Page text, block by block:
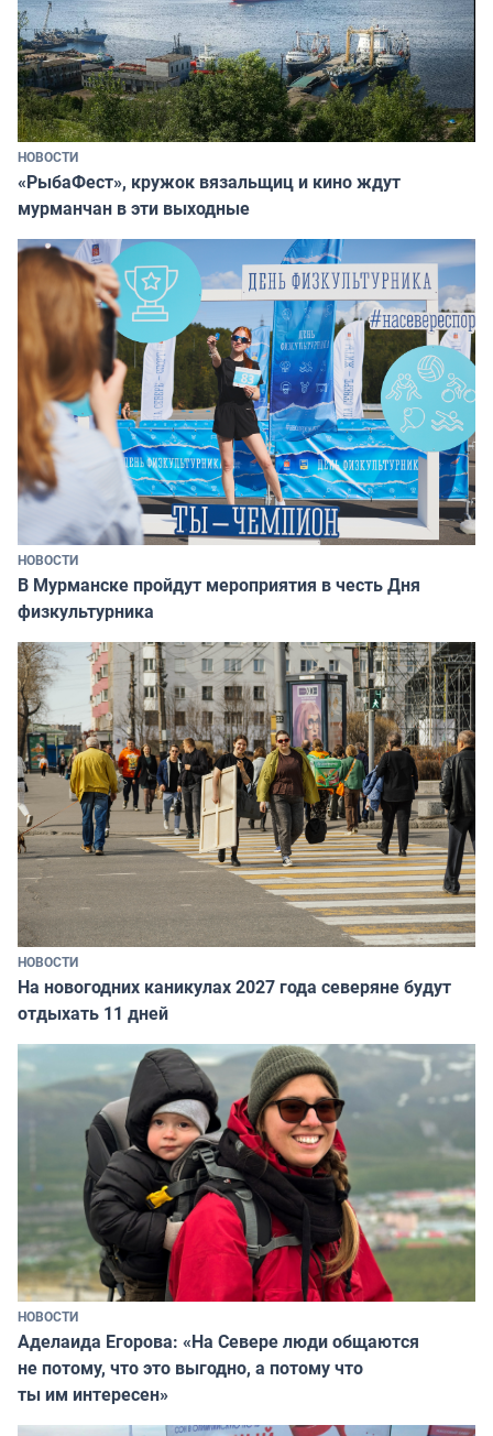
НОВОСТИ
«РыбаФест», кружок вязальщиц и кино ждут
мурманчан в эти выходные
НОВОСТИ
В Мурманске пройдут мероприятия в честь Дня
физкультурника
НОВОСТИ
На новогодних каникулах 2027 года северяне будут
отдыхать 11 дней
НОВОСТИ
Аделаида Егорова: «На Севере люди общаются
не потому, что это выгодно, а потому что
ты им интересен»